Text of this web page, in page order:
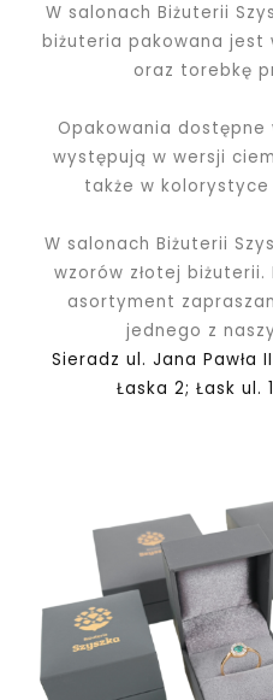
W salonach Biżuterii
biżuteria pakowana jest
oraz torebkę
Opakowania dostępne
występują w wersji
także w
W salonach Biżuterii
wzorów złotej biżuterii.
asortyment
jednego z
Sieradz ul. Jana Pawła
Łaska 2; Łask ul.